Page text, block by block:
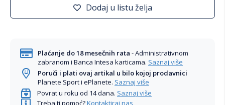
Dodaj u listu želja
Plaćanje do 18 mesečnih rata - Administrativnom
zabranom i Banca Intesa karticama. Saznaj više
Poruči i plati ovaj artikal u bilo kojoj prodavnici
Planete Sport i ePlanete. Saznaj više
Povrat u roku od 14 dana. Saznaj više
Treba ti pomoć?Kontaktiraj nas